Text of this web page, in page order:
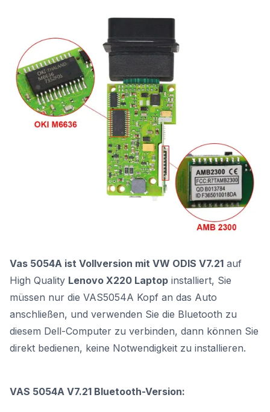
Vas 5054A ist Vollversion mit VW ODIS V7.21 auf
High Quality Lenovo X220 Laptop installiert, Sie
müssen nur die VAS5054A Kopf an das Auto
anschließen, und verwenden Sie die Bluetooth zu
diesem Dell-Computer zu verbinden, dann können Sie
direkt bedienen, keine Notwendigkeit zu installieren.
VAS 5054A V7.21 Bluetooth-Version: